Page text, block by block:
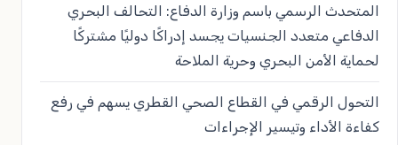
المتحدث الرسمي باسم وزارة الدفاع: التحالف البحري
الدفاعي متعدد الجنسيات يجسد إدراكًا دوليًا مشتركًا
لحماية الأمن البحري وحرية الملاحة
التحول الرقمي في القطاع الصحي القطري يسهم في رفع
كفاءة الأداء وتيسير الإجراءات